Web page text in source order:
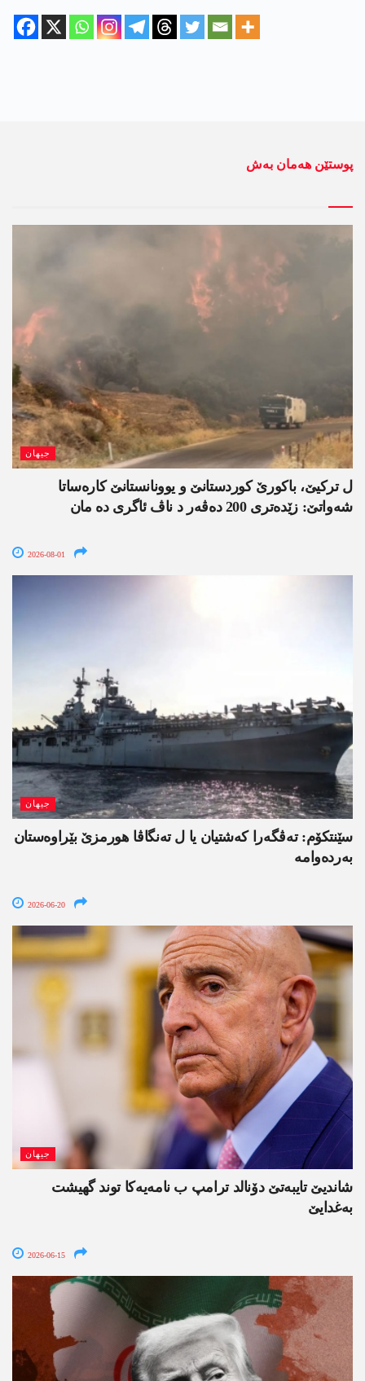
پوستێن ھەمان بەش
جیھان
ل ترکیێ، باکورێ کوردستانێ و یوونانستانێ کارەساتا
شەواتێ: زێدەتری 200 دەڤەر د ناڤ ئاگری دە مان
2026-08-01
جیھان
سێنتکۆم: تەڤگەرا کەشتیان یا ل تەنگاڤا ھورمزێ بێراوەستان
بەردەوامە
2026-06-20
جیھان
شاندیێ تایبەتێ دۆنالد ترامپ ب نامەیەکا توند گھیشت
بەغدایێ
2026-06-15